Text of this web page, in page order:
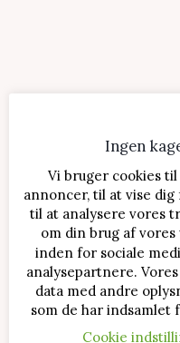
SENESTE OPSKRIFTER
Klassisk
Ingen
Vi bruger cookies
annoncer, til at vise
til at analysere vores
om din brug af
inden for sociale
analysepartnere.
data med andre
som de har indsamlet
Cookie